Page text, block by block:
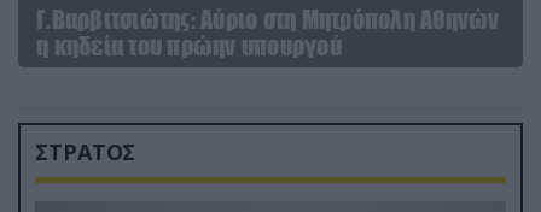
Γ.Βαρβιτσιώτης: Aύριο στη Μητρόπολη Αθηνών
η κηδεία του πρώην υπουργού
ΣΤΡΑΤΟΣ